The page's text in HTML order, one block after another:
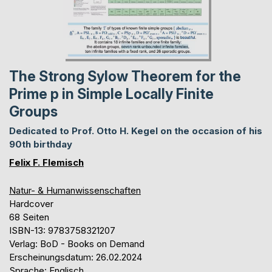
The Strong Sylow Theorem for the
Prime p in Simple Locally Finite
Groups
Dedicated to Prof. Otto H. Kegel on the occasion of his
90th birthday
Felix F. Flemisch
Natur- & Humanwissenschaften
Hardcover
68 Seiten
ISBN-13: 9783758321207
Verlag: BoD - Books on Demand
Erscheinungsdatum: 26.02.2024